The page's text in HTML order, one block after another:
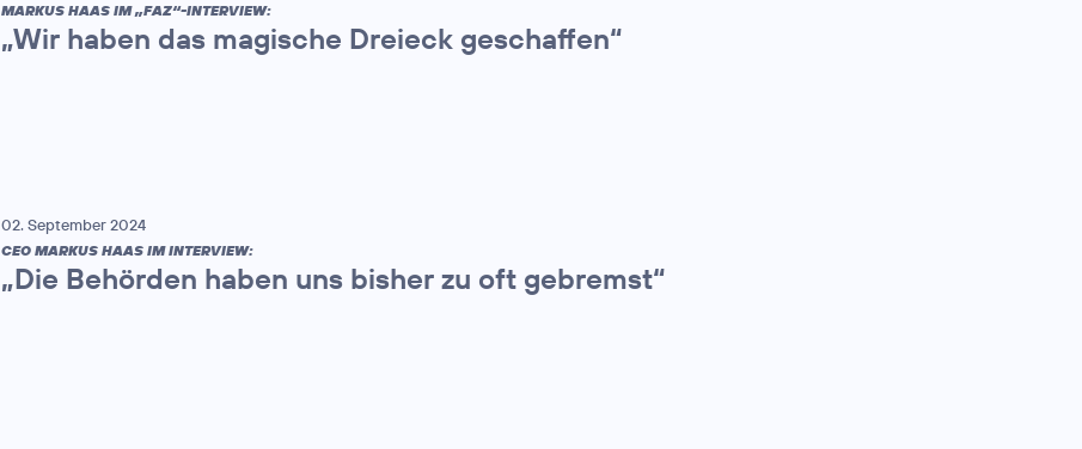
MARKUS HAAS IM „FAZ“-INTERVIEW:
„Wir haben das magische Dreieck geschaffen“
02. September 2024
CEO MARKUS HAAS IM INTERVIEW:
„Die Behörden haben uns bisher zu oft gebremst“